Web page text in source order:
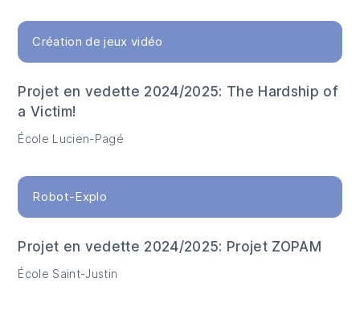
Création de jeux vidéo
Projet en vedette 2024/2025: The Hardship of
a Victim!
École Lucien-Pagé
Robot-Explo
Projet en vedette 2024/2025: Projet ZOPAM
École Saint-Justin